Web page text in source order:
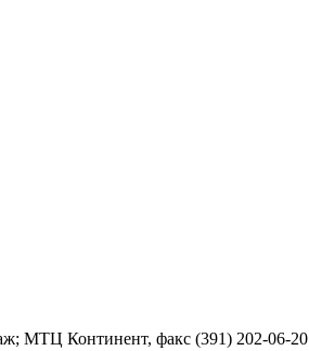
МТЦ Континент, факс (391) 202-06-20